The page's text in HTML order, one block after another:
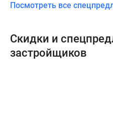
Посмотреть все
Скидки и
застройщиков